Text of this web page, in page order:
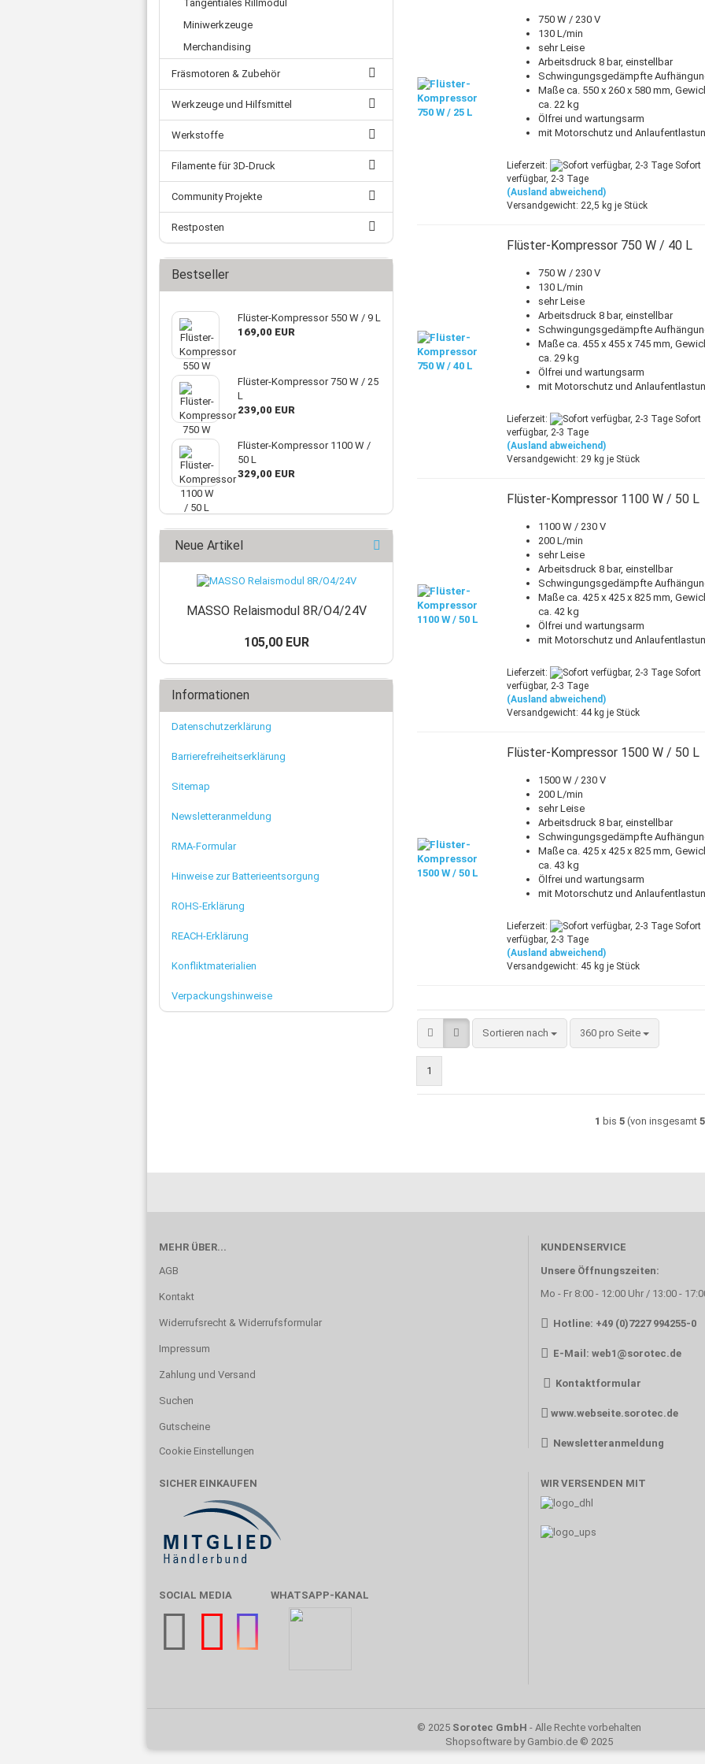
Netzanschlussleitung
Flachbandkabel
USB-Kabel
Zahnriemen
Klauenkupplungspuffer
Schnellkupplungen
Fittings
Wasserabscheider
Kugelhahn
Druckschalter
Verschluss-Schraube
Verteilerblock
Rückschlagventil
Sonstiges
750 W / 230 V
130 L/min
sehr Leise
Arbeitsdruck 8 bar, einstellbar
Schwingungsgedämpfte
Maße ca. 550 x 260 x 580 mm,
ca. 22 kg
Ölfrei und wartungsarm
mit Motorschutz und
Lieferzeit:
Sofort
verfügbar, 2-3 Tage
(Ausland abweichend)
Versandgewicht:22,5 kg je Stück
Flüster-Kompressor 750 W / 40 L
750 W / 230 V
130 L/min
sehr Leise
Arbeitsdruck 8 bar, einstellbar
Schwingungsgedämpfte
Maße ca. 455 x 455 x 745 mm,
ca. 29 kg
Ölfrei und wartungsarm
mit Motorschutz und
Lieferzeit:
Sofort
verfügbar, 2-3 Tage
(Ausland abweichend)
Versandgewicht:29 kg je Stück
Flüster-Kompressor 1100 W / 50 L
1100 W / 230 V
200 L/min
sehr Leise
Arbeitsdruck 8 bar, einstellbar
Schwingungsgedämpfte
Maße ca. 425 x 425 x 825 mm,
ca. 42 kg
Ölfrei und wartungsarm
mit Motorschutz und
Lieferzeit:
Sofort
verfügbar, 2-3 Tage
(Ausland abweichend)
Versandgewicht: 44kg je Stück
Flüster-Kompressor 1500 W / 50 L
1500 W / 230 V
200 L/min
sehr Leise
Arbeitsdruck 8 bar, einstellbar
Schwingungsgedämpfte
Maße ca. 425 x 425 x 825 mm,
ca. 43 kg
Ölfrei und wartungsarm
mit Motorschutz und
Lieferzeit:
Sofort
verfügbar, 2-3 Tage
(Ausland abweichend)
Versandgewicht: 45 kg je Stück
Sortieren nach
Sortieren nach 360 pro Seite
pro Seite
1
1 bis5 (von insgesamt5
Tangentiales Rillmodul
Miniwerkzeuge
Merchandising
Fräsmotoren & Zubehör
Werkzeuge und Hilfsmittel
Werkstoffe
Filamente für 3D-Druck
Community Projekte
Restposten
Bestseller
Flüster-Kompressor 550 W / 9 L
169,00 EUR
Flüster-Kompressor 750 W / 25
L
239,00 EUR
Flüster-Kompressor 1100 W /
50 L
329,00 EUR
Neue Artikel
MASSO Relaismodul 8R/O4/24V
105,00 EUR
Informationen
Datenschutzerklärung
Barrierefreiheitserklärung
Sitemap
Newsletteranmeldung
RMA-Formular
Hinweise zur Batterieentsorgung
ROHS-Erklärung
REACH-Erklärung
Konfliktmaterialien
Verpackungshinweise
MEHR ÜBER...
AGB
Kontakt
Widerrufsrecht & Widerrufsformular
Impressum
Zahlung und Versand
Suchen
Gutscheine
Cookie Einstellungen
KUNDENSERVICE
Unsere Öffnungszeiten:
Mo - Fr 8:00 - 12:00 Uhr / 13:00 -
Hotline: +49 (0)7227 994255-0
E-Mail: web1@sorotec.de
Kontaktformular
www.webseite.sorotec.de
Newsletteranmeldung
SICHER EINKAUFEN
SOCIAL MEDIA WHATSAPP-KANAL
WIR VERSENDEN MIT
© 2025 Sorotec GmbH - Alle Rechte vorbehalten
Shopsoftwareby Gambio.de © 2025